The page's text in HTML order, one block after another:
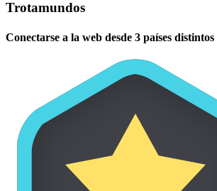
Trotamundos
Conectarse a la web desde 3 países distintos